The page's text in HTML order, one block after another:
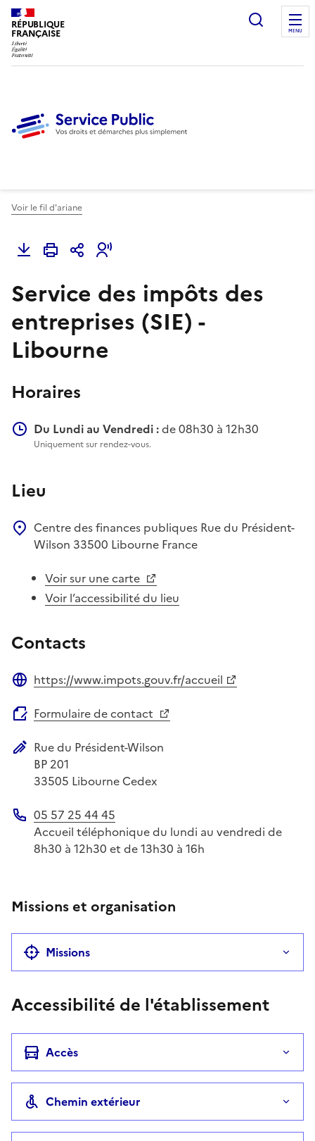
RÉPUBLIQUE
FRANÇAISE
Ouvrir
MENU
Voir le fil d'ariane
Service des impôts des
entreprises (SIE) -
Libourne
Horaires
Du Lundi au Vendredi :de 08h30 à 12h30
Uniquement sur rendez-vous.
Lieu
Centre des finances publiques Rue du Président-
Wilson 33500 Libourne France
Voir sur une carte
Voir l’accessibilité du lieu
Contacts
https://www.impots.gouv.fr/accueil
Formulaire de contact
Adresse postale
Rue du Président-Wilson
BP 201
33505 Libourne Cedex
Téléphone
05 57 25 44 45
Accueil téléphonique du lundi au vendredi de
8h30 à 12h30 et de 13h30 à 16h
Missions et organisation
Missions
Accessibilité de l'établissement
Accès
Chemin extérieur